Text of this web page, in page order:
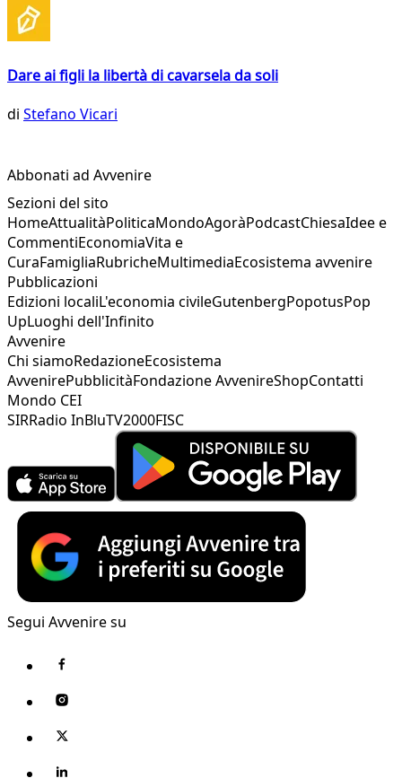
Dare ai figli la libertà di cavarsela da soli
di Stefano Vicari
Abbonati ad Avvenire
Sezioni del sito
HomeAttualitàPoliticaMondoAgoràPodcastChiesaIdee e
CommentiEconomiaVita e
CuraFamigliaRubricheMultimediaEcosistema avvenire
Pubblicazioni
Edizioni localiL'economia civileGutenbergPopotusPop
UpLuoghi dell'Infinito
Avvenire
Chi siamoRedazioneEcosistema
AvvenirePubblicitàFondazione AvvenireShopContatti
Mondo CEI
SIRRadio InBluTV2000FISC
Segui Avvenire su